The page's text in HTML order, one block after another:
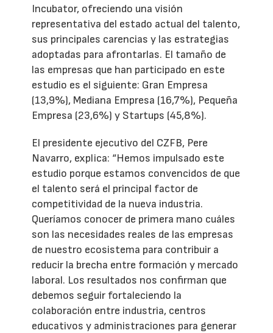
Incubator, ofreciendo una visión
representativa del estado actual del talento,
sus principales carencias y las estrategias
adoptadas para afrontarlas. El tamaño de
las empresas que han participado en este
estudio es el siguiente: Gran Empresa
(13,9%), Mediana Empresa (16,7%), Pequeña
Empresa (23,6%) y Startups (45,8%).
El presidente ejecutivo del CZFB, Pere
Navarro, explica: “Hemos impulsado este
estudio porque estamos convencidos de que
el talento será el principal factor de
competitividad de la nueva industria.
Queríamos conocer de primera mano cuáles
son las necesidades reales de las empresas
de nuestro ecosistema para contribuir a
reducir la brecha entre formación y mercado
laboral. Los resultados nos confirman que
debemos seguir fortaleciendo la
colaboración entre industria, centros
educativos y administraciones para generar